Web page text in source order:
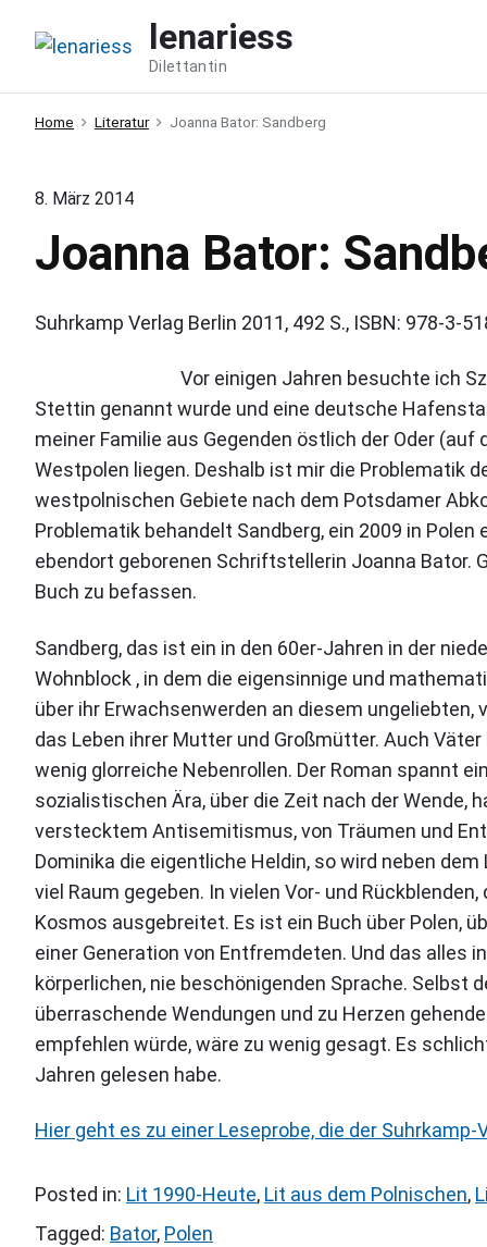
lenariess
Dilettantin
Home Literatur Joanna Bator: Sandberg
8. März 2014
Joanna Bator:
Suhrkamp Verlag Berlin 2011, 492 S., ISBN: 978-3-
Vor einigen Jahren besuchte ich
Stettin genannt wurde und eine deutsche
meiner Familie aus Gegenden östlich der Oder
Westpolen liegen. Deshalb ist mir die Problematik
westpolnischen Gebiete nach dem Potsdamer
Problematik behandelt Sandberg, ein 2009 in
ebendort geborenen Schriftstellerin Joanna Bator.
Buch zu befassen.
Sandberg, das ist ein in den 60er-Jahren in der
Wohnblock , in dem die eigensinnige und
über ihr Erwachsenwerden an diesem
das Leben ihrer Mutter und Großmütter. Auch
wenig glorreiche Nebenrollen. Der Roman spannt
sozialistischen Ära, über die Zeit nach der Wende,
verstecktem Antisemitismus, von Träumen und
Dominika die eigentliche Heldin, so wird neben
viel Raum gegeben. In vielen Vor- und
Kosmos ausgebreitet. Es ist ein Buch über Polen,
einer Generation von Entfremdeten. Und das alles
körperlichen, nie beschönigenden Sprache. Selbst
überraschende Wendungen und zu Herzen
empfehlen würde, wäre zu wenig gesagt. Es
Jahren gelesen habe.
Hier geht es zu einer Leseprobe, die der Suhrkamp-
Posted in: Lit 1990-Heute, Lit aus dem Polnischen,
Tagged: Bator, Polen